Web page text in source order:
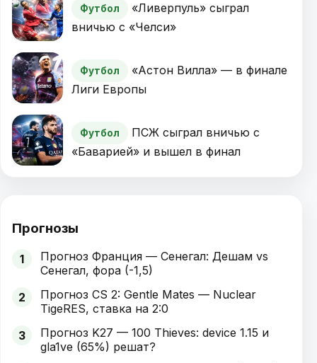
Футбол
«Ливерпуль» сыграл
вничью с «Челси»
Футбол
«Астон Вилла» — в финале
Лиги Европы
Футбол
ПСЖ сыграл вничью с
«Баварией» и вышел в финал
Прогнозы
1
Прогноз Франция — Сенегал: Дешам vs
Сенегал, фора (-1,5)
2
Прогноз CS 2: Gentle Mates — Nuclear
TigeRES, ставка на 2:0
3
Прогноз K27 — 100 Thieves: device 1.15 и
gla1ve (65%) решат?